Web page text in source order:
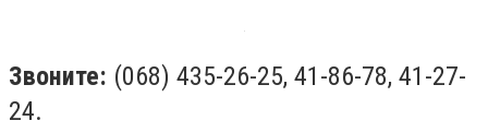
Звоните: (068) 435-26-25, 41-86-78, 41-27-
24.